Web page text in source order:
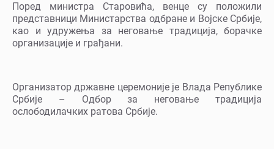
Поред министра Старовића, венце су положили
представници Министарства одбране и Војске Србије,
као и удружења за неговање традиција, борачке
организације и грађани.
Организатор државне церемоније је Влада Републике
Србије – Одбор за неговање традиција
ослободилачких ратова Србије.